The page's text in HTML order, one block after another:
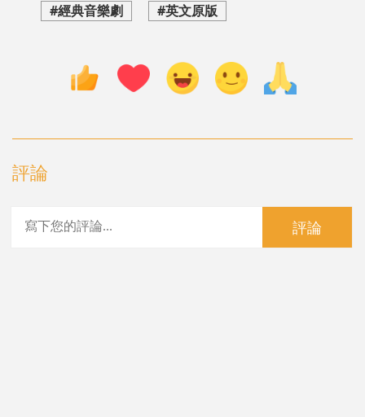
#經典音樂劇
#英文原版
評論
評論